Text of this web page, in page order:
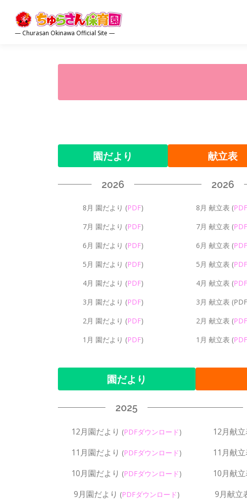
— Churasan Okinawa Official Site —
園だより
2026
8月 園だより (PDF)
7月 園だより (PDF)
6月 園だより (PDF)
5月 園だより (PDF)
4月 園だより (PDF)
3月 園だより (PDF)
2月 園だより (PDF)
1月 園だより (PDF)
献立表
2026
8月 献立表 (PDF
7月 献立表 (PDF
6月 献立表 (PDF
5月 献立表 (PDF
4月 献立表 (PDF
3月 献立表
2月 献立表 (PDF
1月 献立表 (PDF
園だより
2025
12月園だより (PDFダウンロード)
11月園だより (PDFダウンロード)
10月園だより (PDFダウンロード)
9月園だより (PDFダウンロード)
12月献
11月献
10月献
9月献立